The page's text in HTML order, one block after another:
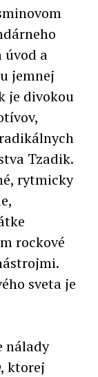
úvod a
jemnej
je divokou
Tzadik.
rytmicky
rockové
sveta je
nálady
, ktorej